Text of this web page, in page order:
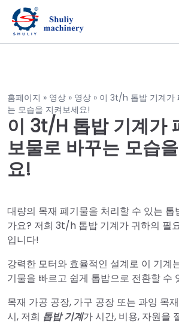
홈페이지 » 영상 » 영상 » 이 3t/h 톱밥 기계가
는 모습을 지켜보세요!
이 3t/h 톱밥 기계가
보물로 바꾸는 모습
요!
대량의 목재 폐기물을 처리할 수 있는 톱
가요? 저희 3t/h 톱밥 기계가 귀하의 필
입니다!
강력한 모터와 효율적인 설계로 이 기계
기물을 빠르고 쉽게 톱밥으로 전환할 수
목재 가공 공장, 가구 공장 또는 과잉 목
시, 저희 톱밥 기계가 시간, 비용, 자원을